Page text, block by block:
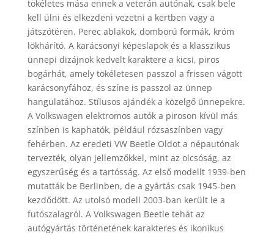
tökéletes mása ennek a veterán autónak, csak bele
kell ülni és elkezdeni vezetni a kertben vagy a
játszótéren. Perec ablakok, domború formák, króm
lökhárító. A karácsonyi képeslapok és a klasszikus
ünnepi dizájnok kedvelt karaktere a kicsi, piros
bogárhát, amely tökéletesen passzol a frissen vágott
karácsonyfához, és színe is passzol az ünnep
hangulatához. Stílusos ajándék a közelgő ünnepekre.
A Volkswagen elektromos autók a piroson kívül más
színben is kaphatók, például rózsaszínben vagy
fehérben. Az eredeti VW Beetle Oldot a népautónak
tervezték, olyan jellemzőkkel, mint az olcsóság, az
egyszerűség és a tartósság. Az első modellt 1939-ben
mutatták be Berlinben, de a gyártás csak 1945-ben
kezdődött. Az utolsó modell 2003-ban került le a
futószalagról. A Volkswagen Beetle tehát az
autógyártás történetének karakteres és ikonikus